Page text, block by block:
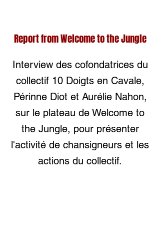
Report from Welcome to the Jungle
Interview des cofondatrices du
collectif 10 Doigts en Cavale,
Périnne Diot et Aurélie Nahon,
sur le plateau de Welcome to
the Jungle, pour présenter
l'activité de chansigneurs et les
actions du collectif.